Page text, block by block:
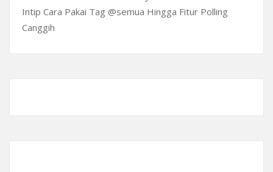
Intip Cara Pakai Tag @semua Hingga Fitur Polling
Canggih